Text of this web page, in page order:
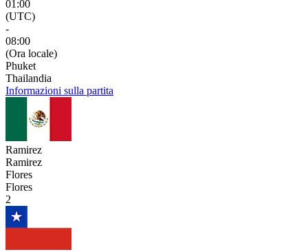
01:00
(UTC)
-
08:00
(Ora locale)
Phuket
Thailandia
Informazioni sulla partita
Ramirez
Ramirez
Flores
Flores
2